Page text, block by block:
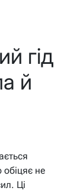
гід
й
не
Ці